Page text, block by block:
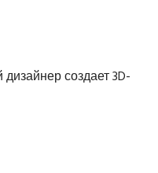
создает 3D-